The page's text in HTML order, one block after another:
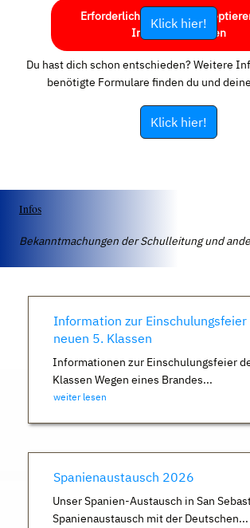
Erforderlichen Service
Inhalte entsperren
Klick hier!
Du hast dich schon entschieden? Weitere
benötigte Formulare finden du und
Klick hier!
Infos
Bekanntmachungen der Schulleitung und
Information zur
neuen 5. Klassen
Informationen zur Einschulungsfeier
Klassen Wegen eines Brandes...
weiter lesen
Spanienaustausch 2026
Unser Spanien-Austausch in San
Spanienaustausch mit der Deutschen...